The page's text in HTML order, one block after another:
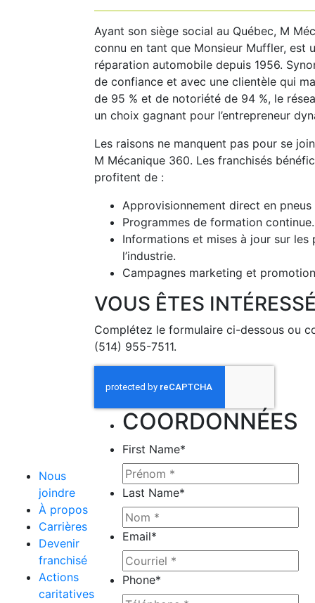
Nous
joindre
À propos
Carrières
Devenir
franchisé
Actions
caritatives
Ayant son siège social au Québec, M
connu en tant que Monsieur Muffler, est
réparation automobile depuis 1956.
de confiance et avec une clientèle qui
de 95 % et de notoriété de 94 %, le
un choix gagnant pour l’entrepreneur
Les raisons ne manquent pas pour se
M Mécanique 360. Les franchisés
profitent de :
Approvisionnement direct en pneus
Programmes de formation continue.
Informations et mises à jour sur les
l’industrie.
Campagnes marketing et
VOUS ÊTES
Complétez le formulaire ci-dessous ou
(514) 955-7511.
COORDONNÉES
First Name*
Last Name*
Email*
Phone*